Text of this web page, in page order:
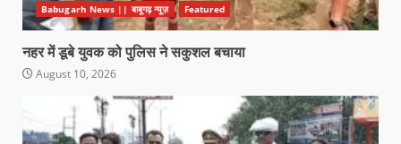
Babugarh News || बाबूगढ़ न्यूज़ Featured
नहर में डूबे युवक को पुलिस ने सकुशल बचाया
August 10, 2026